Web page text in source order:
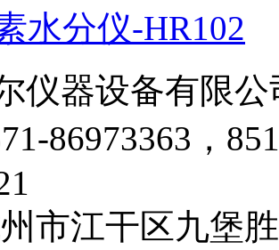
水分仪-HR102
仪器设备有限公
86973363，
市江干区九堡